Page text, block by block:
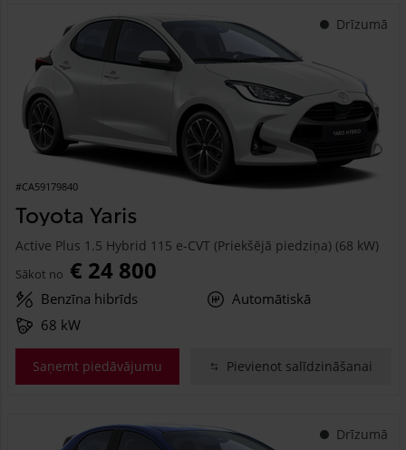
Drīzumā
#CA59179840
Toyota Yaris
Active Plus 1.5 Hybrid 115 e-CVT (Priekšējā piedziņa) (68 kW)
Sākot no € 24 800
Benzīna hibrīds
Automātiskā
68 kW
Saņemt piedāvājumu Pievienot salīdzināšanai
Drīzumā